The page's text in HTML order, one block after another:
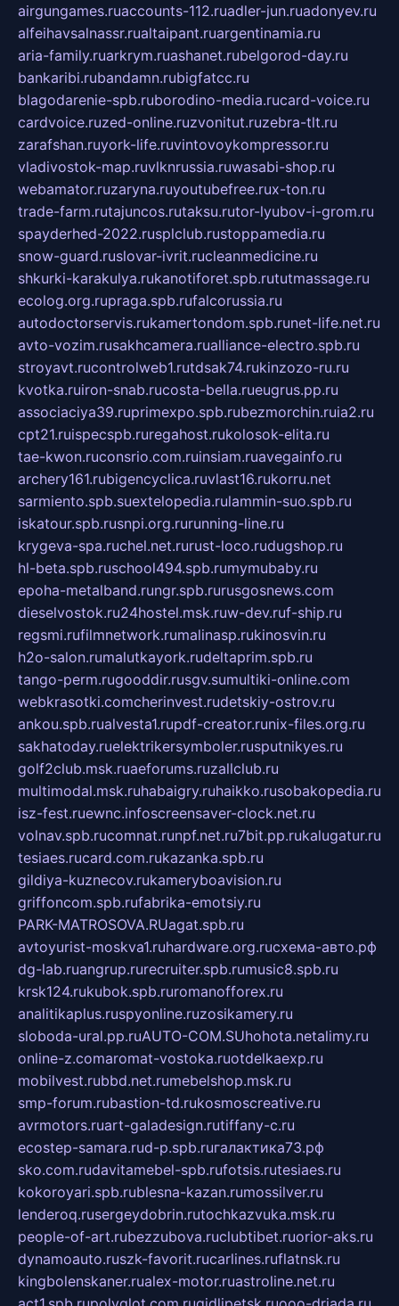
airgungames.ruaccounts-112.ruadler-jun.ruadonyev.ru
alfeihavsalnassr.rualtaipant.ruargentinamia.ru
aria-family.ruarkrym.ruashanet.rubelgorod-day.ru
bankaribi.rubandamn.rubigfatcc.ru
blagodarenie-spb.ruborodino-media.rucard-voice.ru
cardvoice.ruzed-online.ruzvonitut.ruzebra-tlt.ru
zarafshan.ruyork-life.ruvintovoykompressor.ru
vladivostok-map.ruvlknrussia.ruwasabi-shop.ru
webamator.ruzaryna.ruyoutubefree.rux-ton.ru
trade-farm.rutajuncos.rutaksu.rutor-lyubov-i-grom.ru
spayderhed-2022.rusplclub.rustoppamedia.ru
snow-guard.ruslovar-ivrit.rucleanmedicine.ru
shkurki-karakulya.rukanotiforet.spb.rututmassage.ru
ecolog.org.rupraga.spb.rufalcorussia.ru
autodoctorservis.rukamertondom.spb.runet-life.net.ru
avto-vozim.rusakhcamera.rualliance-electro.spb.ru
stroyavt.rucontrolweb1.rutdsak74.rukinzozo-ru.ru
kvotka.ruiron-snab.rucosta-bella.rueugrus.pp.ru
associaciya39.ruprimexpo.spb.rubezmorchin.ruia2.ru
cpt21.ruispecspb.ruregahost.rukolosok-elita.ru
tae-kwon.ruconsrio.com.ruinsiam.ruavegainfo.ru
archery161.rubigencyclica.ruvlast16.rukorru.net
sarmiento.spb.suextelopedia.rulammin-suo.spb.ru
iskatour.spb.rusnpi.org.rurunning-line.ru
krygeva-spa.ruchel.net.rurust-loco.rudugshop.ru
hl-beta.spb.ruschool494.spb.rumymubaby.ru
epoha-metalband.rungr.spb.rurusgosnews.com
dieselvostok.ru24hostel.msk.ruw-dev.ruf-ship.ru
regsmi.rufilmnetwork.rumalinasp.rukinosvin.ru
h2o-salon.rumalutkayork.rudeltaprim.spb.ru
tango-perm.rugooddir.rusgv.sumultiki-online.com
webkrasotki.comcherinvest.rudetskiy-ostrov.ru
ankou.spb.rualvesta1.rupdf-creator.runix-files.org.ru
sakhatoday.ruelektrikersymboler.rusputnikyes.ru
golf2club.msk.ruaeforums.ruzallclub.ru
multimodal.msk.ruhabaigry.ruhaikko.rusobakopedia.ru
isz-fest.ruewnc.infoscreensaver-clock.net.ru
volnav.spb.rucomnat.runpf.net.ru7bit.pp.rukalugatur.ru
tesiaes.rucard.com.rukazanka.spb.ru
gildiya-kuznecov.rukameryboavision.ru
griffoncom.spb.rufabrika-emotsiy.ru
PARK-MATROSOVA.RUagat.spb.ru
avtoyurist-moskva1.ruhardware.org.ruсхема-авто.рф
dg-lab.ruangrup.rurecruiter.spb.rumusic8.spb.ru
krsk124.rukubok.spb.ruromanofforex.ru
analitikaplus.ruspyonline.ruzosikamery.ru
sloboda-ural.pp.ruAUTO-COM.SUhohota.netalimy.ru
online-z.comaromat-vostoka.ruotdelkaexp.ru
mobilvest.rubbd.net.rumebelshop.msk.ru
smp-forum.rubastion-td.rukosmoscreative.ru
avrmotors.ruart-galadesign.rutiffany-c.ru
ecostep-samara.rud-p.spb.ruгалактика73.рф
sko.com.rudavitamebel-spb.rufotsis.rutesiaes.ru
kokoroyari.spb.rublesna-kazan.rumossilver.ru
lenderoq.rusergeydobrin.rutochkazvuka.msk.ru
people-of-art.rubezzubova.ruclubtibet.ruorior-aks.ru
dynamoauto.ruszk-favorit.rucarlines.ruflatnsk.ru
kingbolenskaner.rualex-motor.ruastroline.net.ru